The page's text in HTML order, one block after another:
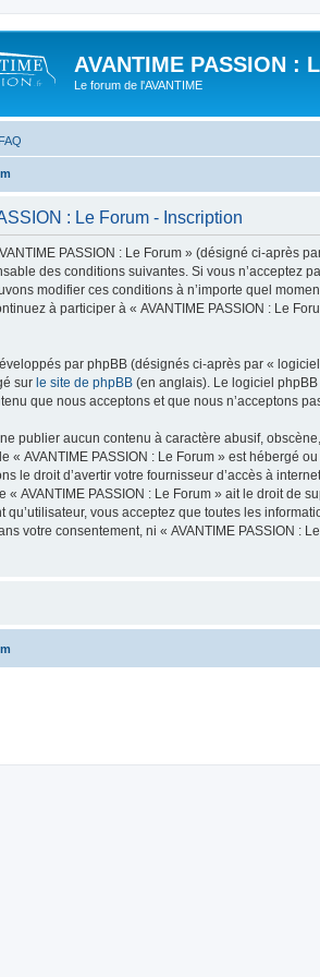
AVANTIME PASSION :
Le forum de l'AVANTIME
FAQ
: Le Forum - Inscription
PASSION : Le Forum » (désigné ci-après
des conditions suivantes. Si vous n’acceptez
modifier ces conditions à n’importe quel
à participer à « AVANTIME PASSION : Le
par phpBB (désignés ci-après par «
sur le site de phpBB (en anglais). Le logiciel
que nous acceptons et que nous n’acceptons
publier aucun contenu à caractère abusif,
« AVANTIME PASSION : Le Forum » est hébergé
le droit d’avertir votre fournisseur d’accès à
« AVANTIME PASSION : Le Forum » ait le droit de
qu’utilisateur, vous acceptez que toutes les
votre consentement, ni « AVANTIME PASSION :